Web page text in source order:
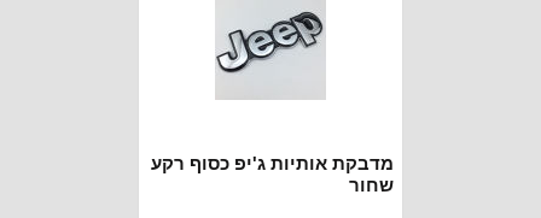
מדבקת אותיות ג'יפ כסוף רקע
שחור